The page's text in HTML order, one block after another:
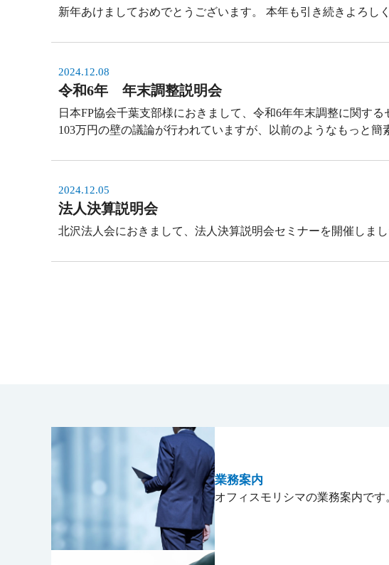
新年あけましておめでとうございます。 本年も引き続きよろし
2024.12.08
令和6年 年末調整説明会
日本FP協会千葉支部様におきまして、令和6年年末調整に関す
103万円の壁の議論が行われていますが、以前のようなもっと
2024.12.05
法人決算説明会
北沢法人会におきまして、法人決算説明会セミナーを開催しま
業務案内
オフィスモリシマの業務案内です